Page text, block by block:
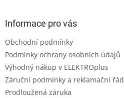
Informace pro vás
Obchodní podmínky
Podmínky ochrany osobních údajů
Výhodný nákup v ELEKTROplus
Záruční podmínky a reklamační řád
Prodloužená záruka